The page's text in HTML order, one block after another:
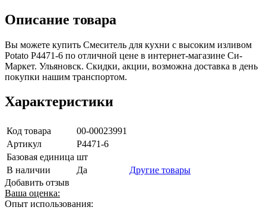
Описание товара
Вы можете купить Смеситель для кухни с высоким изливом
Potato P4471-6 по отличной цене в интернет-магазине Си-
Маркет. Ульяновск. Скидки, акции, возможна доставка в день
покупки нашим транспортом.
Характеристики
Код товара
00-00023991
Артикул
P4471-6
Базовая единица шт
В наличии
Да
Другие товары
Добавить отзыв
Ваша оценка:
Опыт использования: